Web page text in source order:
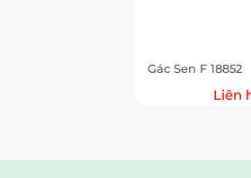
Gác Sen F 18852
Liên